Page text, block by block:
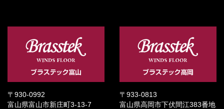
〒930-0992
富山県富山市新庄町3-13-7
〒933-0813
富山県高岡市下伏間江383番地